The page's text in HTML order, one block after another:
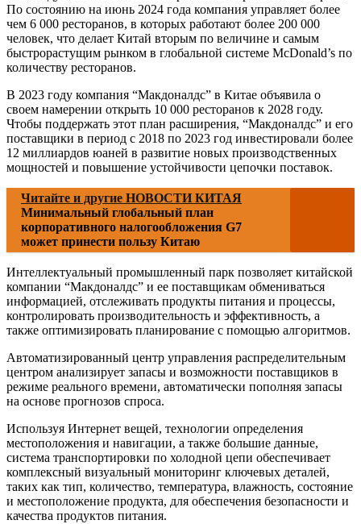
По состоянию на июнь 2024 года компания управляет более
чем 6 000 ресторанов, в которых работают более 200 000
человек, что делает Китай вторым по величине и самым
быстрорастущим рынком в глобальной системе McDonald’s по
количеству ресторанов.
В 2023 году компания “Макдоналдс” в Китае объявила о
своем намерении открыть 10 000 ресторанов к 2028 году.
Чтобы поддержать этот план расширения, “Макдоналдс” и его
поставщики в период с 2018 по 2023 год инвестировали более
12 миллиардов юаней в развитие новых производственных
мощностей и повышение устойчивости цепочки поставок.
Читайте и другие НОВОСТИ КИТАЯ
Минимальный глобальный план
корпоративного налогообложения G7
может принести пользу Китаю
Интеллектуальный промышленный парк позволяет китайской
компании “Макдоналдс” и ее поставщикам обмениваться
информацией, отслеживать продукты питания и процессы,
контролировать производительность и эффективность, а
также оптимизировать планирование с помощью алгоритмов.
Автоматизированный центр управления распределительным
центром анализирует запасы и возможности поставщиков в
режиме реального времени, автоматически пополняя запасы
на основе прогнозов спроса.
Используя Интернет вещей, технологии определения
местоположения и навигации, а также большие данные,
система транспортировки по холодной цепи обеспечивает
комплексный визуальный мониторинг ключевых деталей,
таких как тип, количество, температура, влажность, состояние
и местоположение продукта, для обеспечения безопасности и
качества продуктов питания.